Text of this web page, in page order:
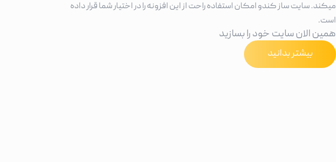
میکند. سایت ساز کندو امکان استفاده راحت از این افزونه را در اختیار شما قرار داده
است.
همین الان سایت خود را بسازید
بیشتر بدانید